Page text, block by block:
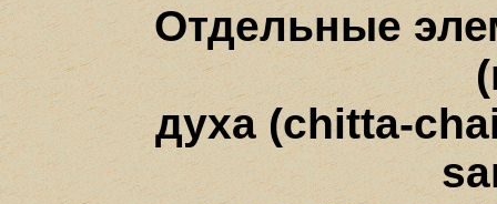
Отдельные
духа (chitta-